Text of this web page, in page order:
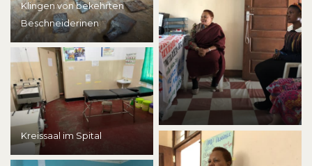
Klingen von bekehrten
Beschneiderinen
Kreissaal im Spital